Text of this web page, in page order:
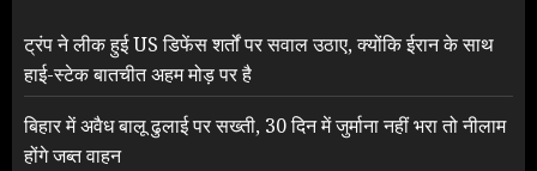
ट्रंप ने लीक हुई US डिफेंस शर्तों पर सवाल उठाए, क्योंकि ईरान के साथ
हाई-स्टेक बातचीत अहम मोड़ पर है
बिहार में अवैध बालू ढुलाई पर सख्ती, 30 दिन में जुर्माना नहीं भरा तो नीलाम
होंगे जब्त वाहन